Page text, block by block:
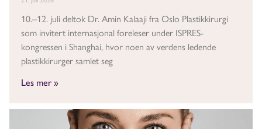
10.–12. juli deltok Dr. Amin Kalaaji fra Oslo Plastikkirurgi
som invitert internasjonal foreleser under ISPRES-
kongressen i Shanghai, hvor noen av verdens ledende
plastikkirurger samlet seg
Les mer »